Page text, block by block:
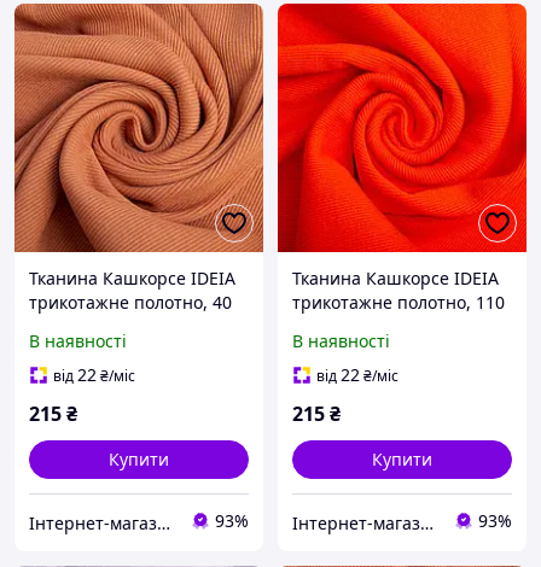
Тканина Кашкорсе IDEIA
трикотажне полотно, 40
рубчик, для манжетів,
горловин, низ світшотів,
В наявності
від22₴/міс
215₴
Купити
Інтернет-магазин "Kid Toys" 93%
Тканина Кашкорсе IDEIA
трикотажне полотно, 110
рубчик, для манжетів,
горловин, низ світшотів,
В наявності
від22₴/міс
215₴
Купити
Інтернет-магазин "Kid Toys" 93%